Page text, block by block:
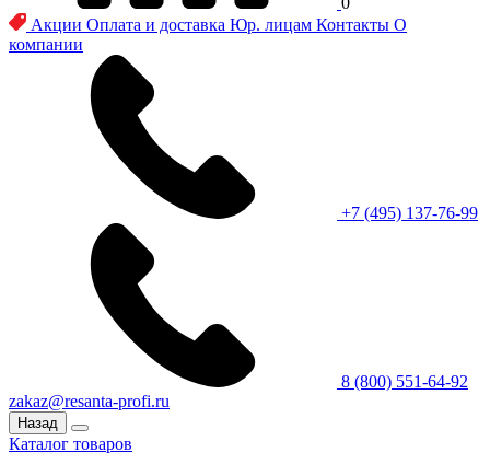
Акции Оплата и доставка Юр. лицам Контакты О
компании
+7 (495) 137-76-99
8 (800) 551-64-92
zakaz@resanta-profi.ru
Назад
Каталог товаров